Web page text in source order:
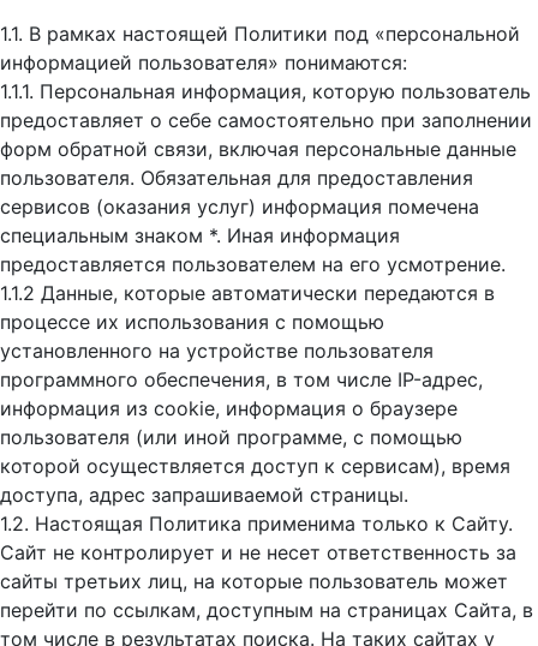
1.1. В рамках настоящей Политики под «персональной
информацией пользователя» понимаются:
1.1.1. Персональная информация, которую пользователь
предоставляет о себе самостоятельно при заполнении
форм обратной связи, включая персональные данные
пользователя. Обязательная для предоставления
сервисов (оказания услуг) информация помечена
специальным знаком *. Иная информация
предоставляется пользователем на его усмотрение.
1.1.2 Данные, которые автоматически передаются в
процессе их использования с помощью
установленного на устройстве пользователя
программного обеспечения, в том числе IP-адрес,
информация из cookie, информация о браузере
пользователя (или иной программе, с помощью
которой осуществляется доступ к cервисам), время
доступа, адрес запрашиваемой страницы.
1.2. Настоящая Политика применима только к Сайту.
Сайт не контролирует и не несет ответственность за
сайты третьих лиц, на которые пользователь может
перейти по ссылкам, доступным на страницах Сайта, в
том числе в результатах поиска. На таких сайтах у